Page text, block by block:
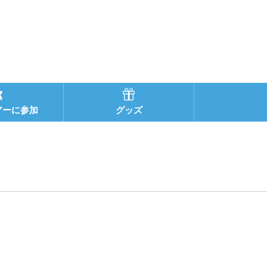
に参加 グッズ